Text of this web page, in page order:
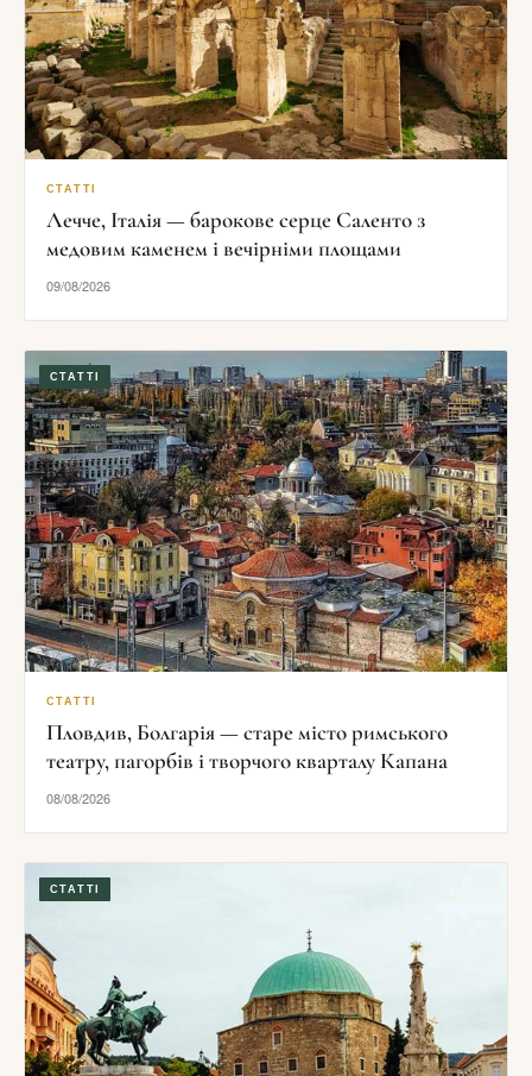
СТАТТІ
Лечче, Італія — барокове серце Саленто з
медовим каменем і вечірніми площами
09/08/2026
СТАТТІ
СТАТТІ
Пловдив, Болгарія — старе місто римського
театру, пагорбів і творчого кварталу Капана
08/08/2026
СТАТТІ